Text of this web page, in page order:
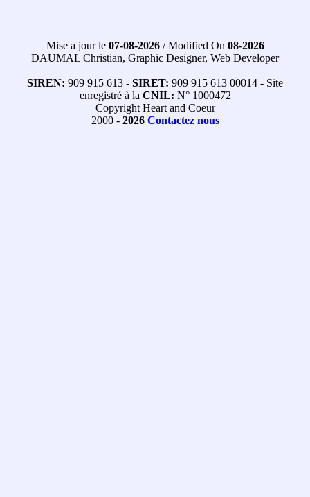
Mise a jour le 07-08-2026/ Modified On 08-2026
DAUMAL Christian, Graphic Designer, Web Developer
SIREN: 909 915 613 - SIRET: 909 915 613 00014 - Site
enregistré à la CNIL: N° 1000472
Copyright Heart and Coeur
2000 - 2026 Contactez nous